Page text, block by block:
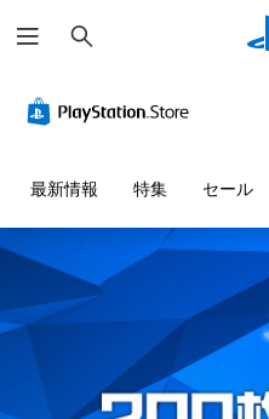
索
最新情報 特集 セール